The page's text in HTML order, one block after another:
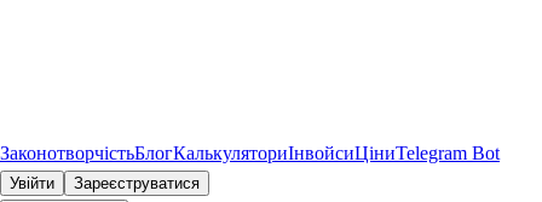
ЗаконотворчістьБлогКалькуляториІнвойсиЦіниTelegram Bot
Увійти
Зареєструватися